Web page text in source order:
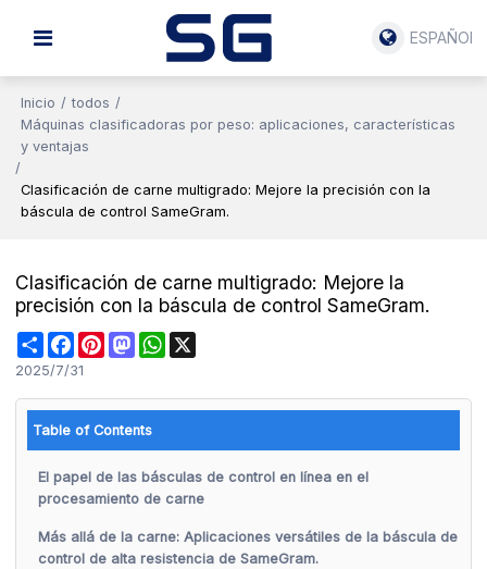
ESPAÑOL
Inicio / todos /
Máquinas clasificadoras por peso: aplicaciones, características
y ventajas
/
Clasificación de carne multigrado: Mejore la precisión con la
báscula de control SameGram.
Clasificación de carne multigrado: Mejore la
precisión con la báscula de control SameGram.
ShareFacebookPinterestMastodonWhatsApp
2025/7/31
Table of Contents
El papel de las básculas de control en línea en el
procesamiento de carne
Más allá de la carne: Aplicaciones versátiles de la báscula de
control de alta resistencia de SameGram.